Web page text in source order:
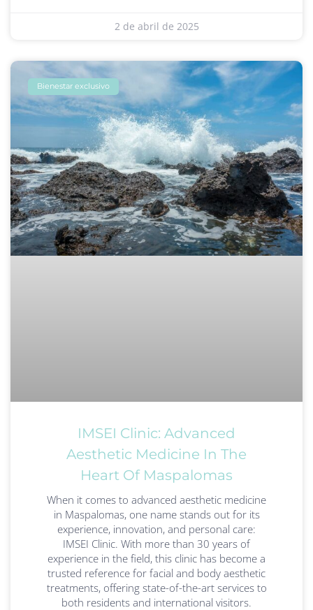
2 de abril de 2025
Bienestar exclusivo
IMSEI Clinic: Advanced
Aesthetic Medicine In The
Heart Of Maspalomas
When it comes to advanced aesthetic medicine
in Maspalomas, one name stands out for its
experience, innovation, and personal care:
IMSEI Clinic. With more than 30 years of
experience in the field, this clinic has become a
trusted reference for facial and body aesthetic
treatments, offering state-of-the-art services to
both residents and international visitors.